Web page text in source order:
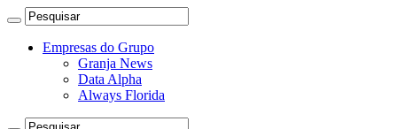
Empresas do Grupo
Granja News
Data Alpha
Always Florida